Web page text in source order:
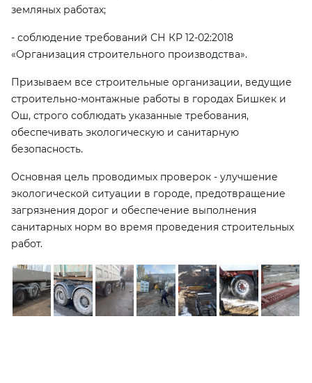
земляных работах;
- соблюдение требований СН КР 12-02:2018
«Организация строительного производства».
Призываем все строительные организации, ведущие
строительно-монтажные работы в городах Бишкек и
Ош, строго соблюдать указанные требования,
обеспечивать экологическую и санитарную
безопасность.
Основная цель проводимых проверок - улучшение
экологической ситуации в городе, предотвращение
загрязнения дорог и обеспечение выполнения
санитарных норм во время проведения строительных
работ.